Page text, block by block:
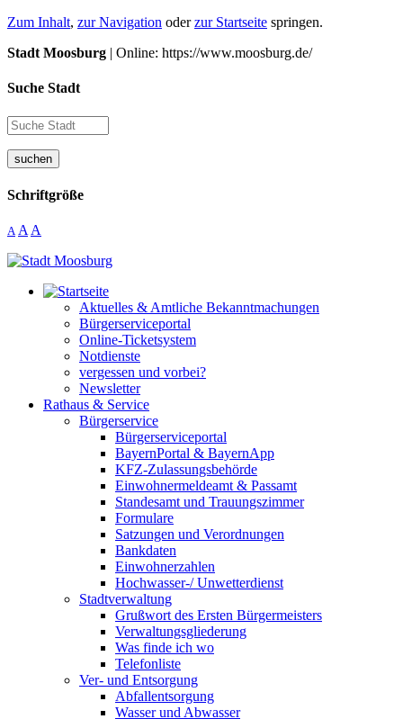
Zum Inhalt, zur Navigation oderzur Startseite springen.
Stadt Moosburg | Online: https://www.moosburg.de/
Suche Stadt
suchen
Schriftgröße
A A A
Aktuelles & Amtliche Bekanntmachungen
Bürgerserviceportal
Online-Ticketsystem
Notdienste
vergessen und vorbei?
Newsletter
Rathaus & Service
Bürgerservice
Bürgerserviceportal
BayernPortal & BayernApp
KFZ-Zulassungsbehörde
Einwohnermeldeamt & Passamt
Standesamt und Trauungszimmer
Formulare
Satzungen und Verordnungen
Bankdaten
Einwohnerzahlen
Hochwasser-/ Unwetterdienst
Stadtverwaltung
Grußwort des Ersten Bürgermeisters
Verwaltungsgliederung
Was finde ich wo
Telefonliste
Ver- und Entsorgung
Abfallentsorgung
Wasser und Abwasser